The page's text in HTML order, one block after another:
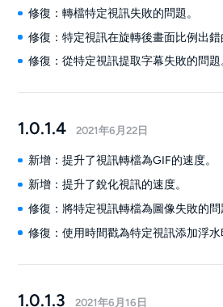
修復：轉檔特定視訊失敗的問題。
修復：特定視訊在旋轉後畫面比例出錯
修復：從特定視訊提取字幕失敗的問題
1.0.1.4 2021年6月22日
新增：提升了視訊轉檔為GIF的速度。
新增：提升了銳化視訊的速度。
修復：將特定視訊轉檔為圖像失敗的問
修復：使用時間戳為特定視訊添加浮水
1.0.1.3 2021年6月16日